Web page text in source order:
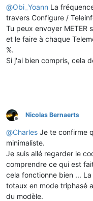
  light.
set({ "channels"
#
end
def led_off()
  light.
set({
  var isousc= value[
# Drive RGB LED
setcolor(iinst,
isousc >
      load =
*
      payload[
'LOAD' ]
    end
  end
# build the light
@Obi_Yoann La
travers Configure /
Tu peux envoyer METER
et le faire à chaque
%.
Si j'ai bien compris, cela
Offline
Nicolas Bernaerts
@Charles Je te confirme
minimaliste.
Je suis allé regarder le
comprendre ce qui est
cela fonctionne bien ...
totaux en mode triphasé
du modèle.